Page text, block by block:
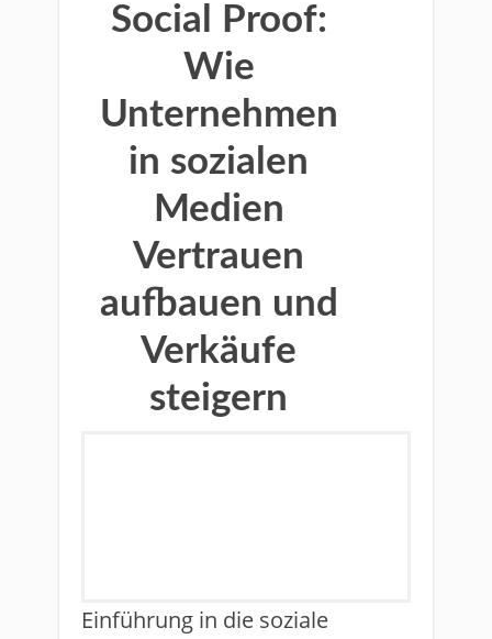
Social Proof:
Wie
Unternehmen
in sozialen
Medien
Vertrauen
aufbauen und
Verkäufe
steigern
Einführung in die soziale